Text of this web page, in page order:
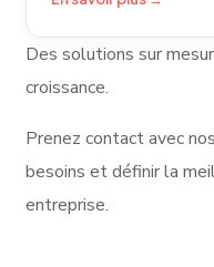
Des solutions sur
croissance.
Prenez contact avec
besoins et définir la
entreprise.